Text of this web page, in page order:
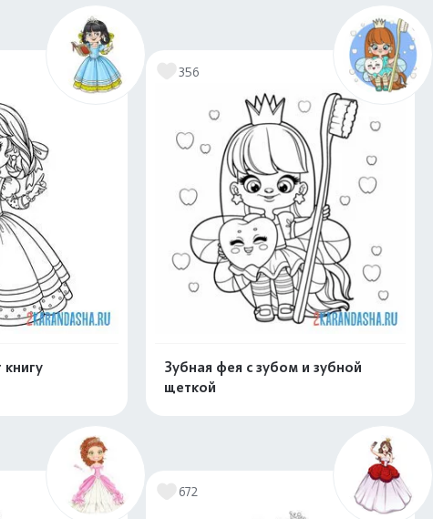
Распечатать и скачать
книгу
356
Зубная фея с зубом и зубной
щеткой
672